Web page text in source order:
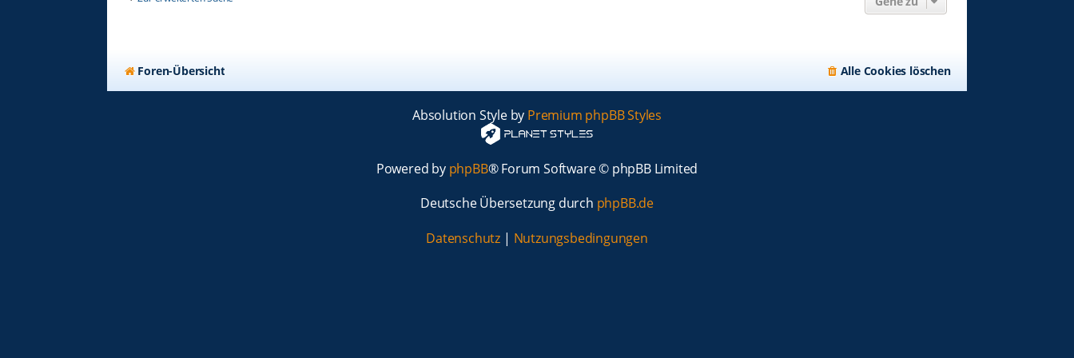
Foren-Übersicht Alle Cookies löschen
Absolution Style by Premium phpBB Styles
Powered by phpBB® Forum Software © phpBB Limited
Deutsche Übersetzung durch phpBB.de
Datenschutz | Nutzungsbedingungen